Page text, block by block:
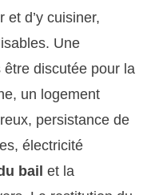
et d’y cuisiner,
Une
être discutée pour la
un logement
persistance de
électricité
bail et la